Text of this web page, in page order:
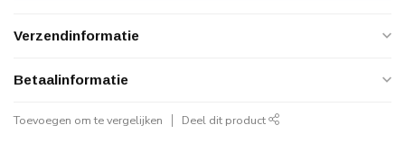
Verzendinformatie
Betaalinformatie
Toevoegen om te vergelijken Deel dit product